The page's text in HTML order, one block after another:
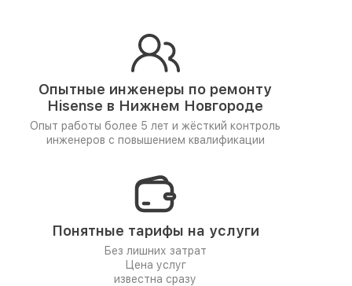
Опытные инженеры по ремонту
Hisense в Нижнем Новгороде
Опыт работы более 5 лет и жёсткий контроль
инженеров с повышением квалификации
Понятные тарифы на услуги
Без лишних затрат
Цена услуг
известна сразу